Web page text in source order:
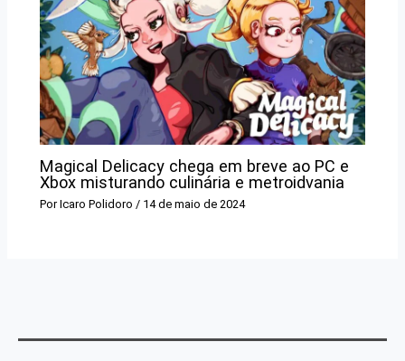
Magical Delicacy chega em breve ao PC e
Xbox misturando culinária e metroidvania
PorIcaro Polidoro/ 14 de maio de 2024